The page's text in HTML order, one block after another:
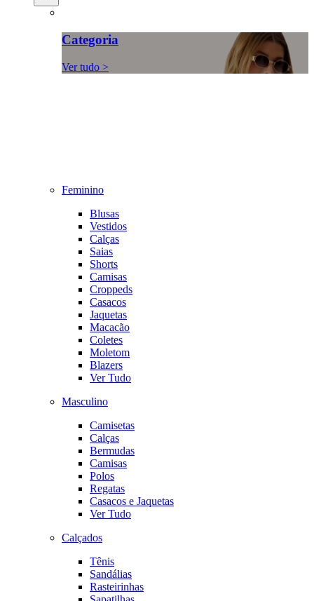
Categoria
Ver tudo >
Feminino
Blusas
Vestidos
Calças
Saias
Shorts
Camisas
Croppeds
Casacos
Jaquetas
Macacão
Coletes
Moletom
Blazers
Ver Tudo
Masculino
Camisetas
Calças
Bermudas
Camisas
Polos
Regatas
Casacos e Jaquetas
Ver Tudo
Calçados
Tênis
Sandálias
Rasteirinhas